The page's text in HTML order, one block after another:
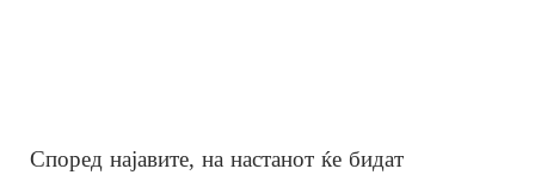
Според најавите, на настанот ќе бидат